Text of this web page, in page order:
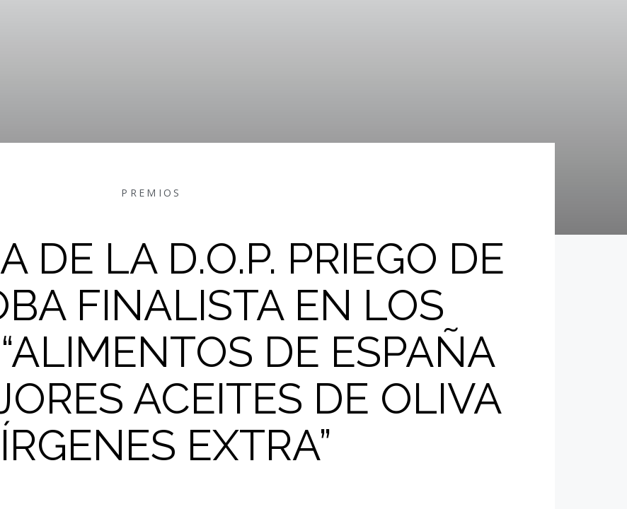
PREMIOS
DE LA D.O.P. PRIEGO DE
FINALISTA EN LOS
DE ESPAÑA
ACEITES DE OLIVA
EXTRA”